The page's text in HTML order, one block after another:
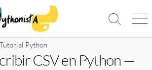
Alternar
Python
CSV en Python —